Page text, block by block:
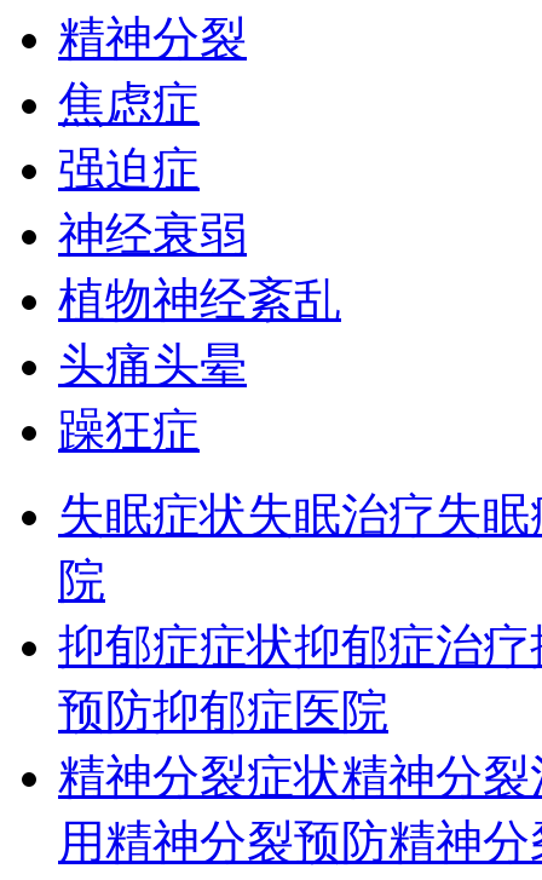
精神分裂
焦虑症
强迫症
神经衰弱
植物神经紊乱
头痛头晕
躁狂症
失眠症状失眠治疗失
院
抑郁症症状抑郁症治疗
预防抑郁症医院
精神分裂症状精神分裂
用精神分裂预防精神